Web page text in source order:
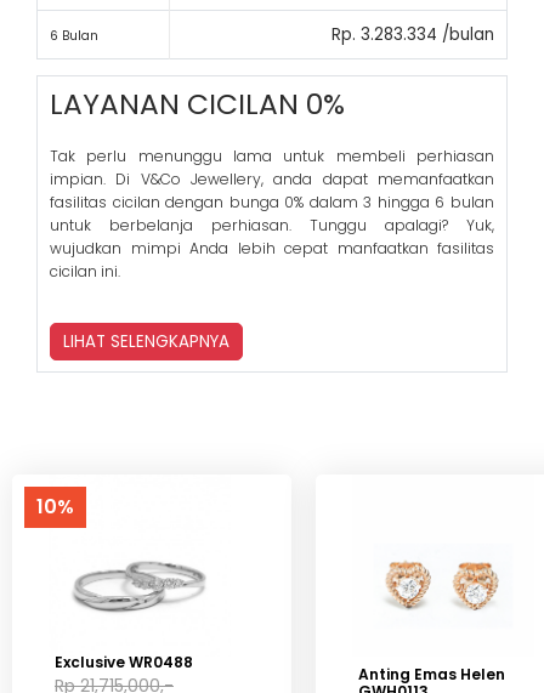
6 Bulan Rp. 3.283.334 /bulan
LAYANAN CICILAN 0%
Tak perlu menunggu lama untuk membeli perhiasan
impian. Di V&Co Jewellery, anda dapat memanfaatkan
fasilitas cicilan dengan bunga 0% dalam 3 hingga 6 bulan
untuk berbelanja perhiasan. Tunggu apalagi? Yuk,
wujudkan mimpi Anda lebih cepat manfaatkan fasilitas
cicilan ini.
LIHAT SELENGKAPNYA
10%
Exclusive WR0488
Rp 21,715,000,-
Anting Emas Helen